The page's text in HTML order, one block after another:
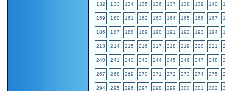
132 133 134 135 136 137 138 139 140
159 160 161 162 163 164 165 166 167
186 187 188 189 190 191 192 193 194
213 214 215 216 217 218 219 220 221
240 241 242 243 244 245 246 247 248
267 268 269 270 271 272 273 274 275
294 295 296 297 298 299 300 301 302